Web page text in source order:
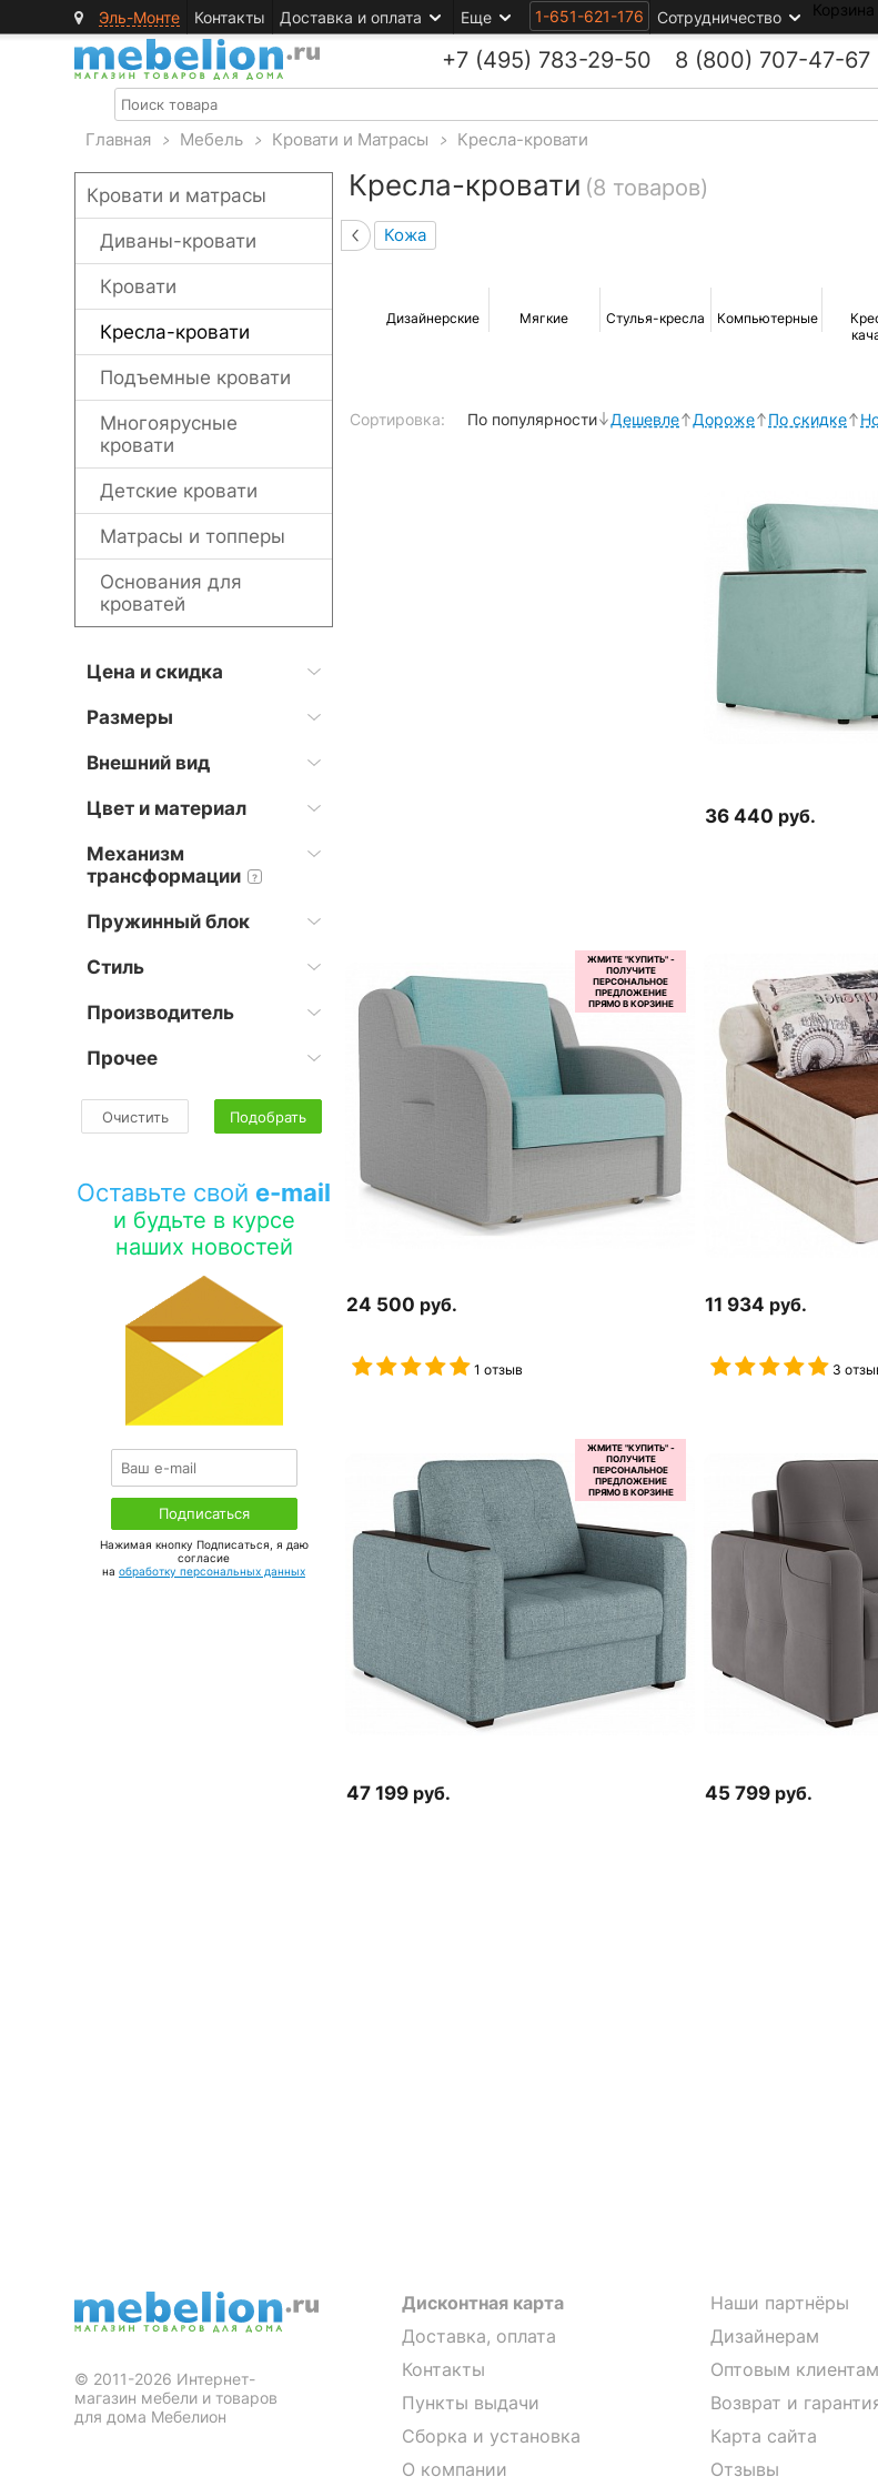
Эль-Монте Контакты Доставка и оплата Еще 1-651-621-176 Сотрудничество Корзина
+7 (495) 783-29-50 8 (800) 707-47-67
Главная > Мебель > Кровати и Матрасы > Кресла-кровати
Кровати и матрасы
Диваны-кровати
Кровати
Кресла-кровати
Подъемные кровати
Многоярусные
кровати
Детские кровати
Матрасы и топперы
Основания для
кроватей
Цена и скидка
Размеры
Внешний вид
Цвет и материал
Механизм
трансформации
?
Пружинный блок
Стиль
Производитель
Прочее
Очистить Подобрать
Оставьте свой e-mail
и будьте в курсе
наших новостей
Нажимая кнопку Подписаться, я даю
соглаcие
на обработку персональных данных
Кресла-кровати (8 товаров)
Кожа
Дизайнерские Мягкие Стулья-кресла Компьютерные
Сортировка: По популярности Дешевле Дороже По скидке
36 440 руб.
24 500 руб.
1 отзыв
11 934 руб.
3
47 199 руб. 45 799 руб.
© 2011-2026 Интернет-
магазин мебели и товаров
для дома Мебелион
Дисконтная карта
Доставка, оплата
Контакты
Пункты выдачи
Сборка и установка
О компании
Наши партнёры
Дизайнерам
Оптовым клиентам
Возврат и
Карта сайта
Отзывы